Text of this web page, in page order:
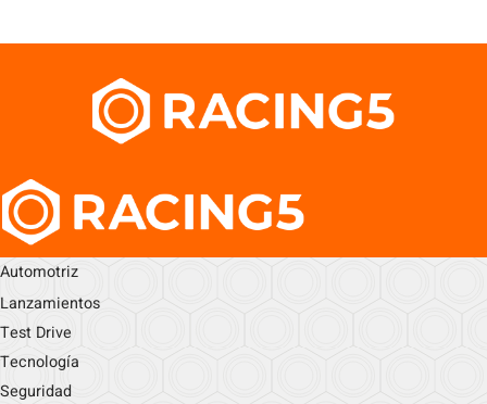
Automotriz
Lanzamientos
Test Drive
Tecnología
Seguridad